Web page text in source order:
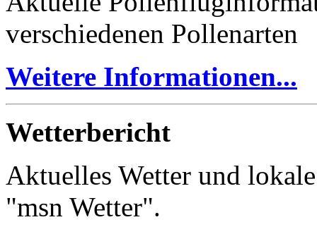
verschiedenen Pollenarten
Weitere Informationen...
Wetterbericht
Aktuelles Wetter und
"msn Wetter".